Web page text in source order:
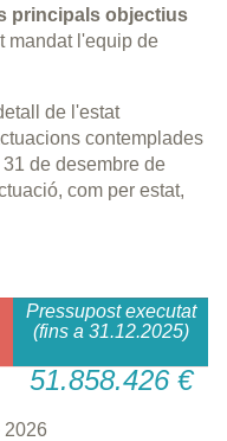
principals objectius
mandat l'equip de
de l'estat
contemplades
de desembre de
com per estat,
Pressupost executat
(fins a 31.12.2025)
51.858.426 €
2026